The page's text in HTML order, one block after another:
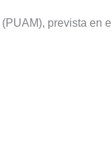
prevista en